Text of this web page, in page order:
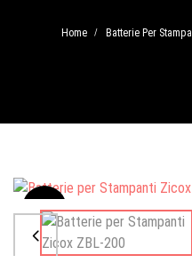
Home / Batterie Per
Sale